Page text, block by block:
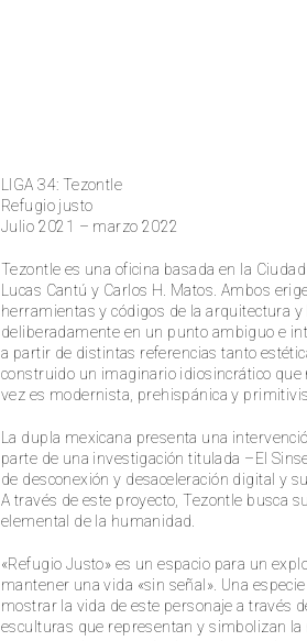
LIGA 34: Tezontle
Refugio justo
Julio 2021 – marzo 2022
Tezontle es una oficina basada en la
Lucas Cantú y Carlos H. Matos. Ambos
herramientas y códigos de la arquitectura
deliberadamente en un punto ambiguo e
a partir de distintas referencias tanto
construido un imaginario idiosincrático que
vez es modernista, prehispánica y
La dupla mexicana presenta una
parte de una investigación titulada –El
de desconexión y desaceleración digital y
A través de este proyecto, Tezontle busca
elemental de la humanidad.
«Refugio Justo» es un espacio para un
mantener una vida «sin señal». Una
mostrar la vida de este personaje a través
esculturas que representan y simbolizan